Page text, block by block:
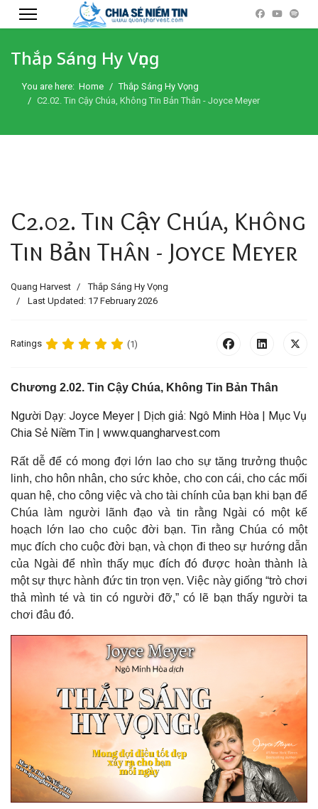
Thắp Sáng Hy Vọng
You are here: Home
Thắp Sáng Hy Vọng
C2.02. Tin Cậy Chúa, Không Tin Bản Thân - Joyce Meyer
C2.02. Tin Cậy Chúa, Không
Tin Bản Thân - Joyce Meyer
Quang Harvest
Thắp Sáng Hy Vọng
Last Updated: 17 February 2026
Ratings (1)
Chương 2.02. Tin Cậy Chúa, Không Tin Bản Thân
Người Dạy: Joyce Meyer | Dịch giả: Ngô Minh Hòa | Mục Vụ
Chia Sẻ Niềm Tin | www.quangharvest.com
Rất dễ để có mong đợi lớn lao cho sự tăng trưởng thuộc
linh, cho hôn nhân, cho sức khỏe, cho con cái, cho các mối
quan hệ, cho công việc và cho tài chính của bạn khi bạn để
Chúa làm người lãnh đạo và tin rằng Ngài có một kế
hoạch lớn lao cho cuộc đời bạn. Tin rằng Chúa có một
mục đích cho cuộc đời bạn, và chọn đi theo sự hướng dẫn
của Ngài để nhìn thấy mục đích đó được hoàn thành là
một sự thực hành đức tin trọn vẹn. Việc này giống “trò chơi
thả mình té và tin có người đỡ,” có lẽ bạn thấy người ta
chơi đâu đó.